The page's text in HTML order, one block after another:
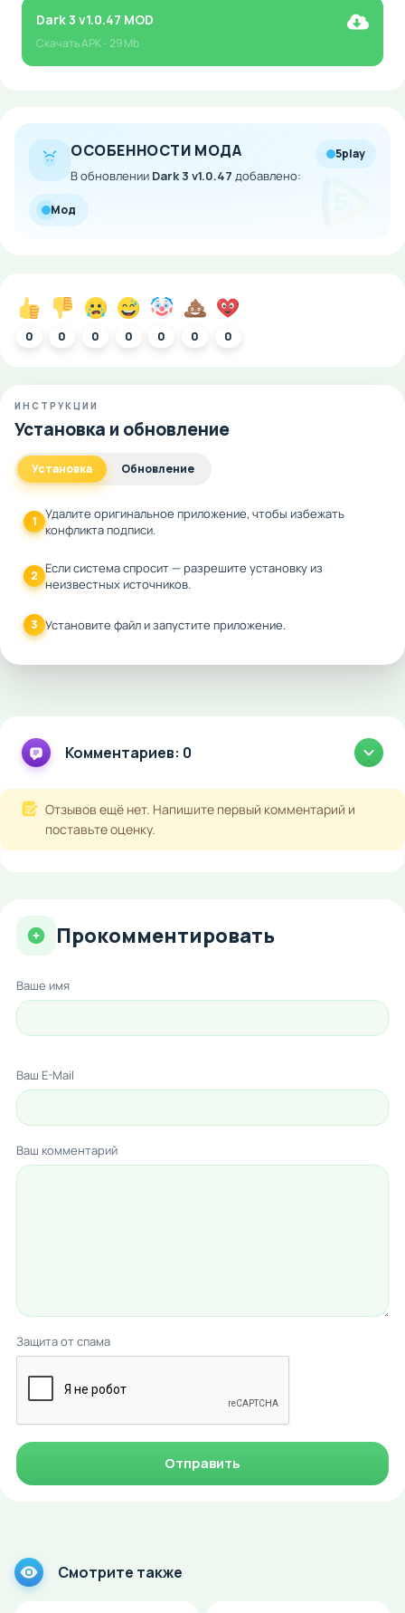
Dark 3 v1.0.47 MOD
СкачатьAPK- 29 Mb
ОСОБЕННОСТИ МОДА
В обновлении Dark 3 v1.0.47 добавлено:
5play
Мод
0 0 0 0 0 0 0
ИНСТРУКЦИИ
Установка и обновление
Установка Обновление
1 Удалите оригинальное приложение, чтобы избежать
конфликта подписи.
2 Если система спросит — разрешите установку из
неизвестных источников.
3 Установите файл и запустите приложение.
Комментариев: 0
Отзывов ещё нет. Напишите первый комментарий и
поставьте оценку.
Прокомментировать
Ваше имя
Ваш E-Mail
Ваш комментарий
Защита от спама
Отправить
Смотрите также